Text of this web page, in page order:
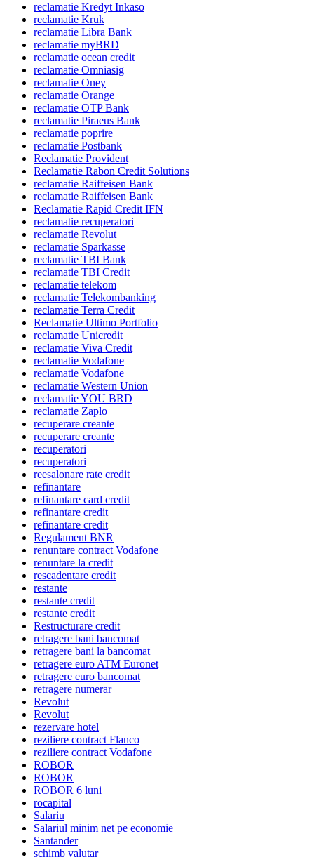
reclamatie Kredyt Inkaso
reclamatie Kruk
reclamatie Libra Bank
reclamatie myBRD
reclamatie ocean credit
reclamatie Omniasig
reclamatie Oney
reclamatie Orange
reclamatie OTP Bank
reclamatie Piraeus Bank
reclamatie poprire
reclamatie Postbank
Reclamatie Provident
Reclamatie Rabon Credit Solutions
reclamatie Raiffeisen Bank
reclamatie Raiffeisen Bank
Reclamatie Rapid Credit IFN
reclamatie recuperatori
reclamatie Revolut
reclamatie Sparkasse
reclamatie TBI Bank
reclamatie TBI Credit
reclamatie telekom
reclamatie Telekombanking
reclamatie Terra Credit
Reclamatie Ultimo Portfolio
reclamatie Unicredit
reclamatie Viva Credit
reclamatie Vodafone
reclamatie Vodafone
reclamatie Western Union
reclamatie YOU BRD
reclamatie Zaplo
recuperare creante
recuperare creante
recuperatori
recuperatori
reesalonare rate credit
refinantare
refinantare card credit
refinantare credit
refinantare credit
Regulament BNR
renuntare contract Vodafone
renuntare la credit
rescadentare credit
restante
restante credit
restante credit
Restructurare credit
retragere bani bancomat
retragere bani la bancomat
retragere euro ATM Euronet
retragere euro bancomat
retragere numerar
Revolut
Revolut
rezervare hotel
reziliere contract Flanco
reziliere contract Vodafone
ROBOR
ROBOR
ROBOR 6 luni
rocapital
Salariu
Salariul minim net pe economie
Santander
schimb valutar